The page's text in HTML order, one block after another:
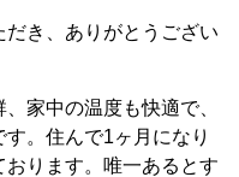
き、ありがとうござい
家中の温度も快適で、
。住んで1ヶ月になり
ります。唯一あるとす